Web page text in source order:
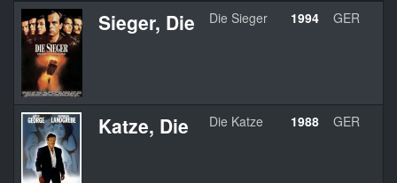
Sieger, Die Die Sieger 1994 GER
Katze, Die Die Katze 1988 GER